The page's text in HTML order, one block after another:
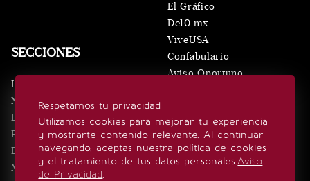
Respetamos tu privacidad
Utilizamos cookies para mejorar tu experiencia
y mostrarte contenido relevante. Al continuar
navegando, aceptas nuestra política de cookies
y el tratamiento de tus datos personales.Aviso
de Privacidad.
SECCIONES
Inicio
Noticias
Eventos
Realeza
Estilo de vida
Minuto x Minuto
El Gráfico
De10.mx
ViveUSA
Confabulario
Aviso Oportuno
SÍGUENOS